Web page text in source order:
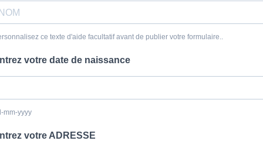
ce texte d'aide facultatif avant de publier votre formulaire..
votre date de naissance
mm-yyyy
votre ADRESSE